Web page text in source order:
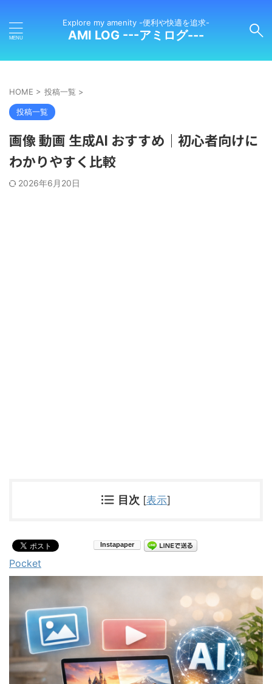
Explore my amenity -便利や快適を追求-
AMI LOG ---アミログ---
HOME > 投稿一覧 >
投稿一覧
画像 動画 生成AI おすすめ｜初心者向けに
わかりやすく比較
2026年6月20日
目次 [表示]
Pocket